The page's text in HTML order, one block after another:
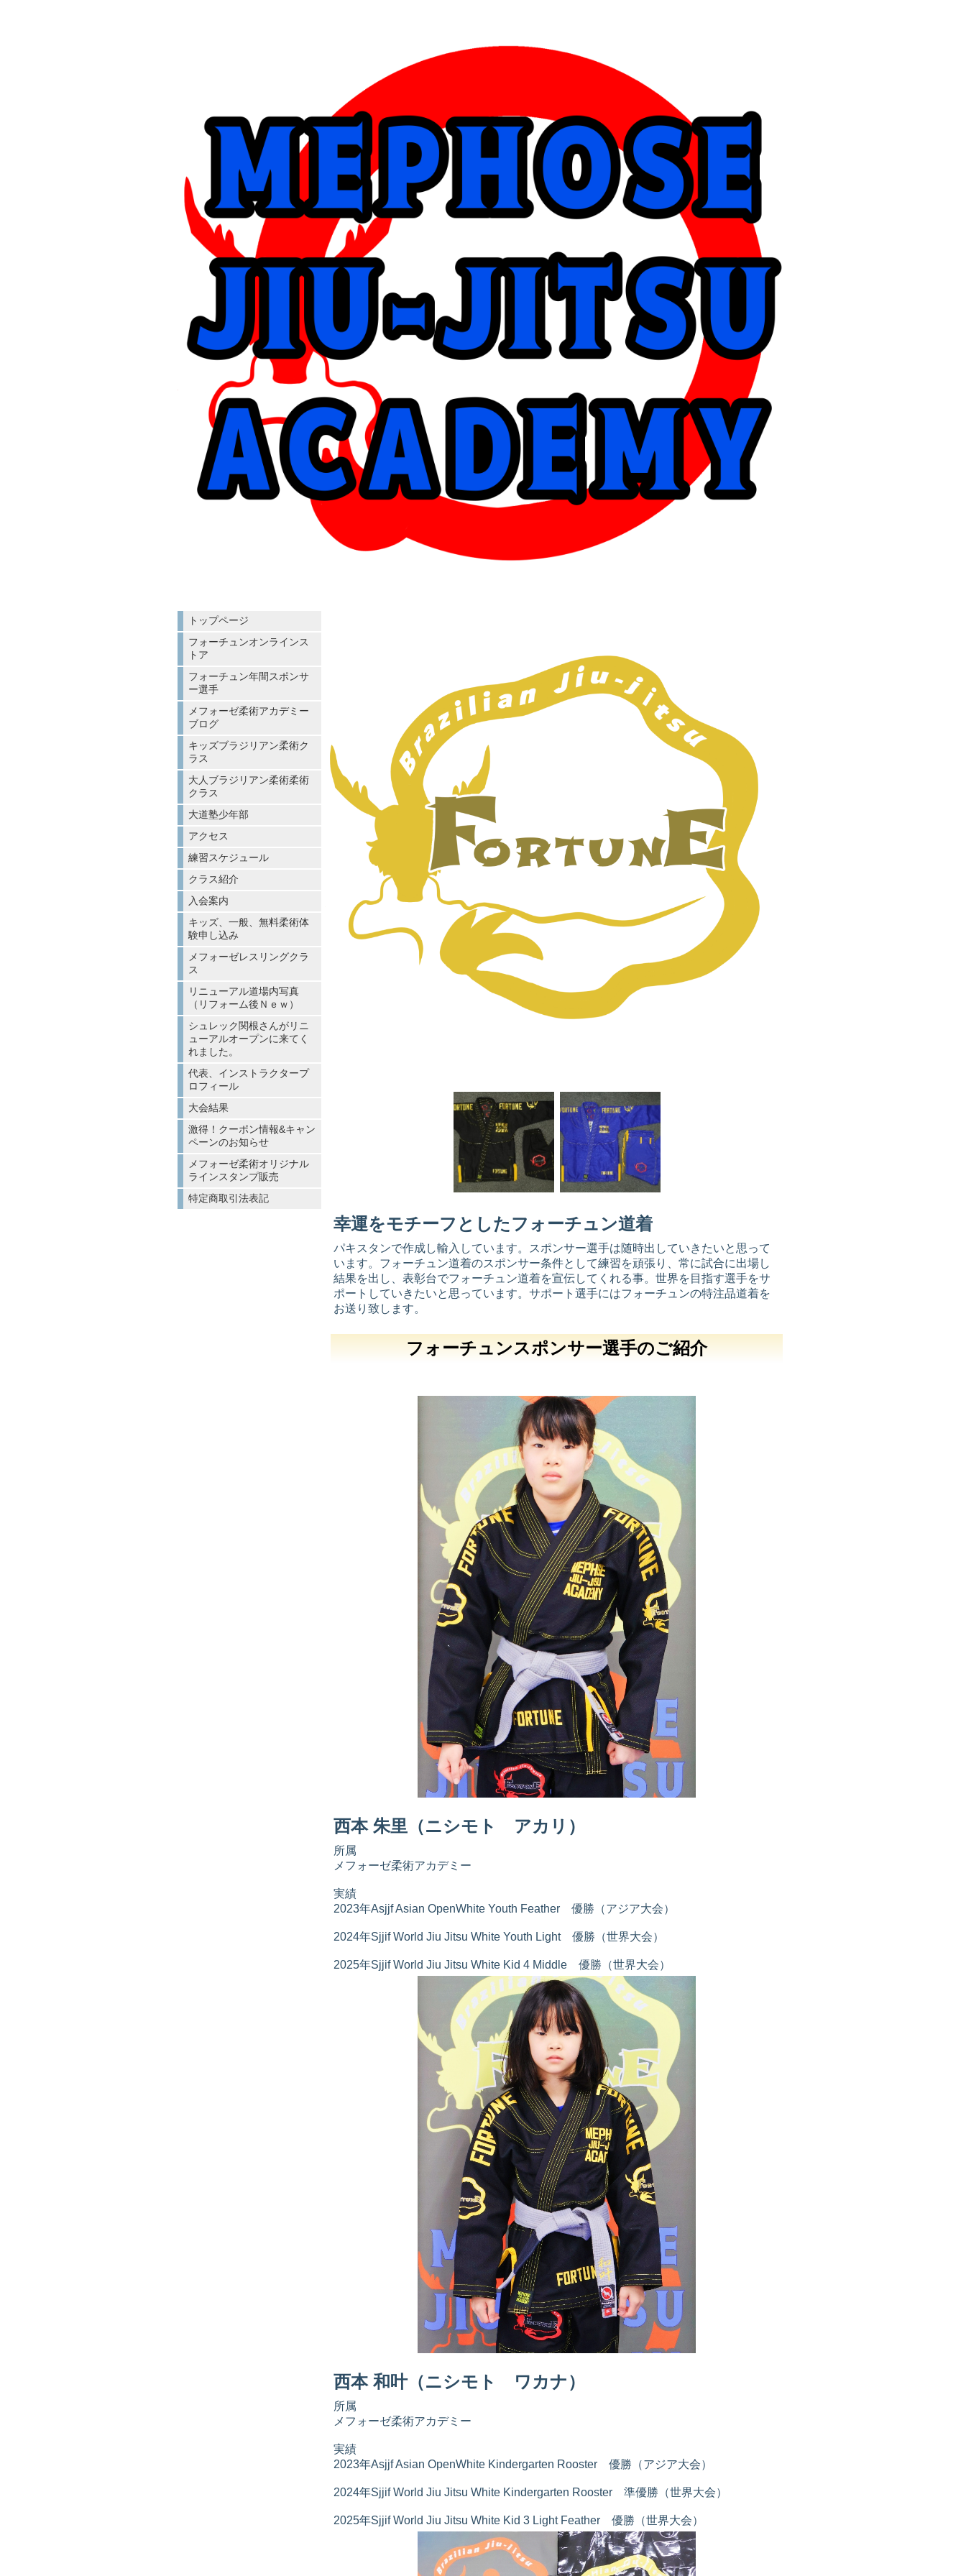
幸運をモチーフとしたフォーチュン道着
パキスタンで作成し輸入しています。スポンサー選手は随時出していきたいと思って
います。フォーチュン道着のスポンサー条件として練習を頑張り、常に試合に出場し
結果を出し、表彰台でフォーチュン道着を宣伝してくれる事。世界を目指す選手をサ
ポートしていきたいと思っています。サポート選手にはフォーチュンの特注品道着を
お送り致します。
フォーチュンスポンサー選手のご紹介
西本 朱里（ニシモト アカリ）
所属
メフォーゼ柔術アカデミー
実績
2023年Asjjf Asian OpenWhite Youth Feather 優勝（アジア大会）
2024年Sjjif World Jiu Jitsu White Youth Light 優勝（世界大会）
2025年Sjjif World Jiu Jitsu White Kid 4 Middle 優勝（世界大会）
西本 和叶（ニシモト ワカナ）
所属
メフォーゼ柔術アカデミー
実績
2023年Asjjf Asian OpenWhite Kindergarten Rooster 優勝（アジア大会）
2024年Sjjif World Jiu Jitsu White Kindergarten Rooster 準優勝（世界大会）
2025年Sjjif World Jiu Jitsu White Kid 3 Light Feather 優勝（世界大会）
トップページ
フォーチュンオンラインス
トア
フォーチュン年間スポンサ
ー選手
メフォーゼ柔術アカデミー
ブログ
キッズブラジリアン柔術ク
ラス
大人ブラジリアン柔術柔術
クラス
大道塾少年部
アクセス
練習スケジュール
クラス紹介
入会案内
キッズ、一般、無料柔術体
験申し込み
メフォーゼレスリングクラ
ス
リニューアル道場内写真
（リフォーム後Ｎｅｗ）
シュレック関根さんがリニ
ューアルオープンに来てく
れました。
代表、インストラクタープ
ロフィール
大会結果
激得！クーポン情報&キャン
ペーンのお知らせ
メフォーゼ柔術オリジナル
ラインスタンプ販売
特定商取引法表記